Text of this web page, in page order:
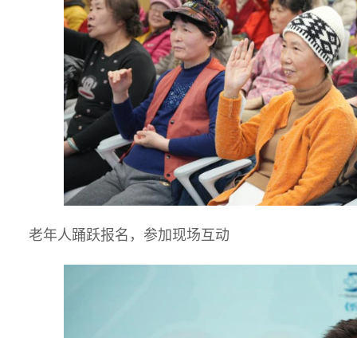
老年人踊跃报名，参加现场互动